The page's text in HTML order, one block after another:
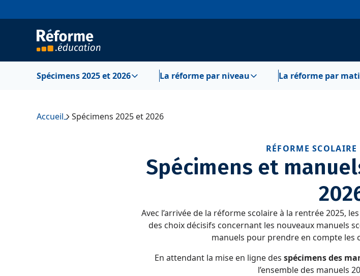
Spécimens 2025 et 2026 La réforme par niveau La réforme par
Accueil– Spécimens 2025 et 2026
RÉFORME
Spécimens et
Avec l’arrivée de la réforme scolaire à la rentrée 2025,
des choix décisifs concernant les nouveaux manuels
manuels pour prendre en compte les
En attendant la mise en ligne des spécimens des
l’ensemble des manuels